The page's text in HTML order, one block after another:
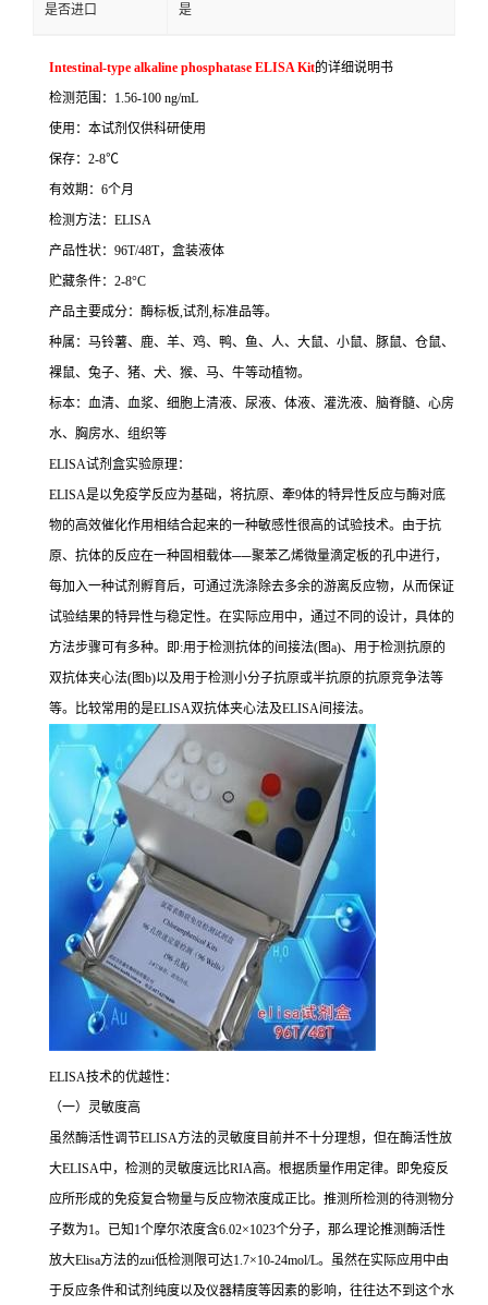
是否进口 是
Intestinal-type alkaline phosphatase ELISA Kit的详细说明书
检测范围： 1.56-100 ng/mL
使用：本试剂仅供科研使用
保存： 2-8℃
有效期： 6个月
检测方法： ELISA
产品性状： 96T/48T，盒装液体
贮藏条件： 2-8°C
产品主要成分：酶标板,试剂 ,标准品等。
种属：马铃薯、鹿、羊、鸡、鸭、鱼、人、大鼠、小鼠、豚鼠、仓鼠、
裸鼠、兔子、猪、犬、猴、马、牛等动植物。
标本：血清、血浆、细胞上清液、尿液、体液、灌洗液、脑脊髓、心房
水、胸房水、组织等
ELISA试剂盒实验原理：
ELISA是以免疫学反应为基础，将抗原、牽9体的特异性反应与酶对底
物的高效催化作用相结合起来的一种敏感性很高的试验技术。由于抗
原、抗体的反应在一种固相载体──聚苯乙烯微量滴定板的孔中进行，
每加入一种试剂孵育后，可通过洗涤除去多余的游离反应物，从而保证
试验结果的特异性与稳定性。在实际应用中，通过不同的设计，具体的
方法步骤可有多种。即:用于检测抗体的间接法(图a)、用于检测抗原的
双抗体夹心法(图b)以及用于检测小分子抗原或半抗原的抗原竞争法等
等。比较常用的是ELISA双抗体夹心法及ELISA间接法。
ELISA技术的优越性：
（一）灵敏度高
虽然酶活性调节ELISA方法的灵敏度目前并不十分理想，但在酶活性放
大ELISA中，检测的灵敏度远比RIA高。根据质量作用定律。即免疫反
应所形成的免疫复合物量与反应物浓度成正比。推测所检测的待测物分
子数为1。已知 1个摩尔浓度含6.02×1023个分子，那么理论推测酶活性
放大Elisa方法的zui低检测限可达1.7×10-24mol/L。虽然在实际应用中由
于反应条件和试剂纯度以及仪器精度等因素的影响，往往达不到这个水